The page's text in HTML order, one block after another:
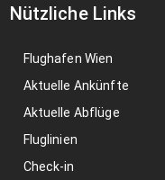
Nützliche Links
Flughafen Wien
Aktuelle Ankünfte
Aktuelle Abflüge
Fluglinien
Check-in